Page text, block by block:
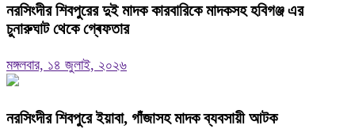
নরসিংদীর শিবপুরের দুই মাদক কারবারিকে মাদকসহ হবিগঞ্জ এর
চুনারুঘাট থেকে গ্ৰেফতার
মঙ্গলবার, ১৪ জুলাই, ২০২৬
নরসিংদীর শিবপুরে ইয়াবা, গাঁজাসহ মাদক ব্যবসায়ী আটক